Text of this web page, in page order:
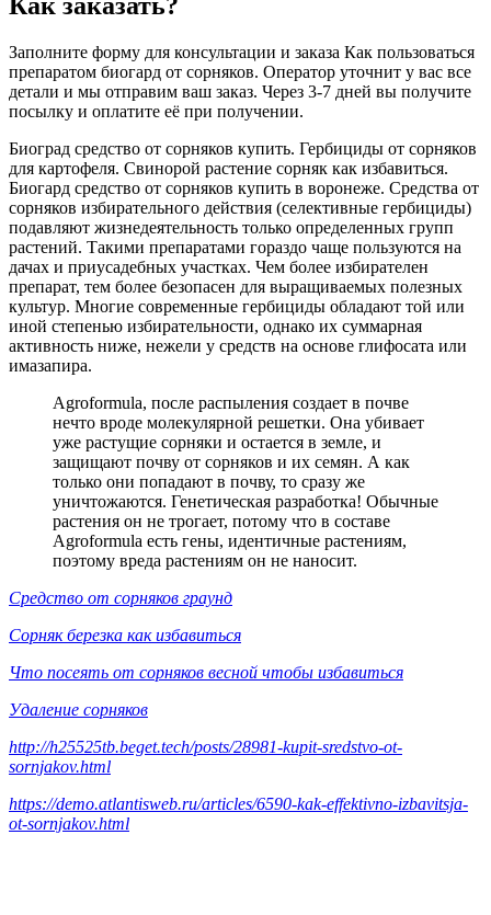
Заполните форму для консультации и заказа Как пользоваться
препаратом биогард от сорняков. Оператор уточнит у вас все
детали и мы отправим ваш заказ. Через 3-7 дней вы получите
посылку и оплатите её при получении.
Биоград средство от сорняков купить. Гербициды от сорняков
для картофеля. Свинорой растение сорняк как избавиться.
Биогард средство от сорняков купить в воронеже. Средства от
сорняков избирательного действия (селективные гербициды)
подавляют жизнедеятельность только определенных групп
растений. Такими препаратами гораздо чаще пользуются на
дачах и приусадебных участках. Чем более избирателен
препарат, тем более безопасен для выращиваемых полезных
культур. Многие современные гербициды обладают той или
иной степенью избирательности, однако их суммарная
активность ниже, нежели у средств на основе глифосата или
имазапира.
Agroformula, после распыления создает в почве
нечто вроде молекулярной решетки. Она убивает
уже растущие сорняки и остается в земле, и
защищают почву от сорняков и их семян. А как
только они попадают в почву, то сразу же
уничтожаются. Генетическая разработка! Обычные
растения он не трогает, потому что в составе
Agroformula есть гены, идентичные растениям,
поэтому вреда растениям он не наносит.
Средство от сорняков граунд
Сорняк березка как избавиться
Что посеять от сорняков весной чтобы избавиться
Удаление сорняков
http://h25525tb.beget.tech/posts/28981-kupit-sredstvo-ot-
sornjakov.html
https://demo.atlantisweb.ru/articles/6590-kak-effektivno-izbavitsja-
ot-sornjakov.html